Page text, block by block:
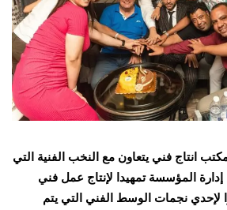
انتاج فني يتعاون مع النخب الفنية التي
المؤسسة تمهيدا لإنتاج عمل فني
لإحدي نجمات الوسط الفني التي يتم